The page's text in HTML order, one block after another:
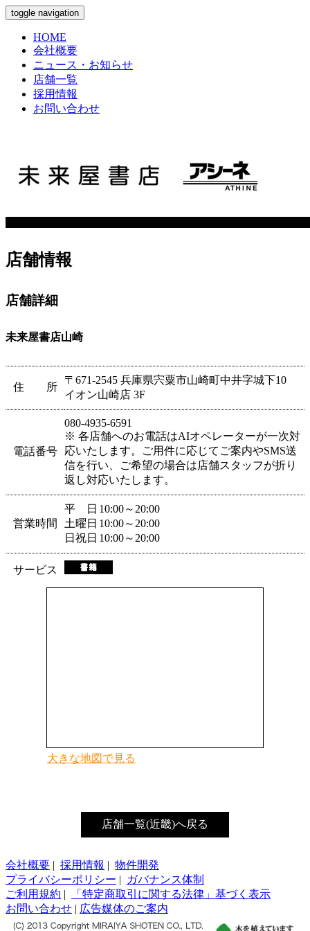
toggle navigation
HOME
会社概要
ニュース・お知らせ
店舗一覧
採用情報
お問い合わせ
店舗情報
店舗詳細
未来屋書店山崎
住 所
〒671-2545 兵庫県宍粟市山崎町中井字城下10
イオン山崎店 3F
電話番号
080-4935-6591
※ 各店舗へのお電話はAIオペレーターが一次対
応いたします。ご用件に応じてご案内やSMS送
信を行い、ご希望の場合は店舗スタッフが折り
返し対応いたします。
営業時間
平 日 10:00～20:00
土曜日 10:00～20:00
日祝日 10:00～20:00
サービス
大きな地図で見る
店舗一覧(近畿)へ戻る
会社概要 | 採用情報 | 物件開発
プライバシーポリシー |
ガバナンス体制
ご利用規約 |
「特定商取引に関する法律」基づく表示
お問い合わせ | 広告媒体のご案内